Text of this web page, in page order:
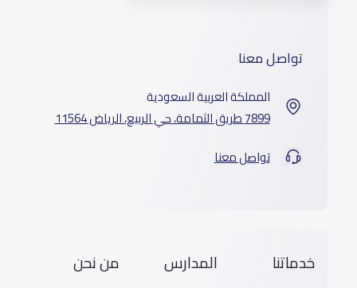
تواصل معنا
المملكة العربية السعودية
7899 طريق الثمامة، حي الربيع، الرياض 11564
تواصل معنا
خدماتنا المدارس من نحن